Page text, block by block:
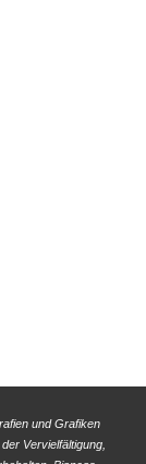
und Grafiken
Vervielfältigung,